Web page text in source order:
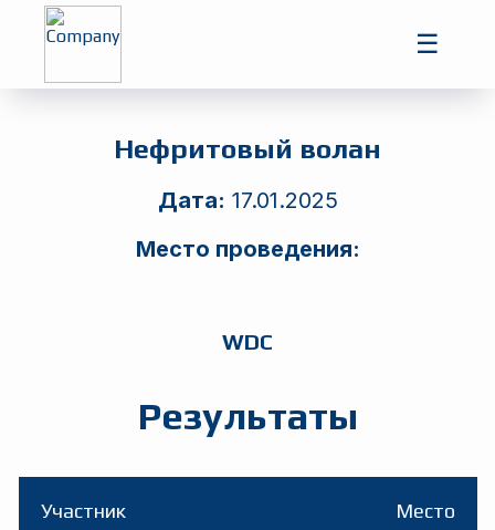
☰
Турниры
Нефритовый волан
Дата: 17.01.2025
Место проведения:
WDC
Результаты
Участник Место